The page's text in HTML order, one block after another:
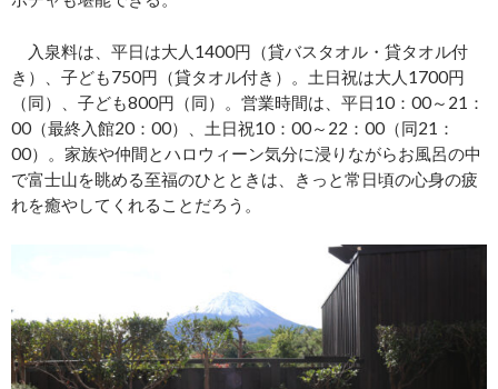
入泉料は、平日は大人1400円（貸バスタオル・貸タオル付
き）、子ども750円（貸タオル付き）。土日祝は大人1700円
（同）、子ども800円（同）。営業時間は、平日10：00～21：
00（最終入館20：00）、土日祝10：00～22：00（同21：
00）。家族や仲間とハロウィーン気分に浸りながらお風呂の中
で富士山を眺める至福のひとときは、きっと常日頃の心身の疲
れを癒やしてくれることだろう。